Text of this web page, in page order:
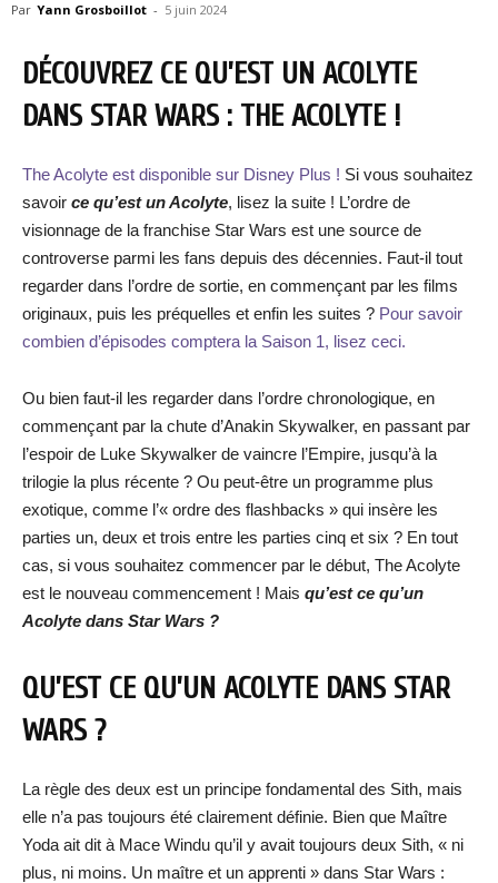
Par Yann Grosboillot - 5 juin 2024
DÉCOUVREZ CE QU’EST UN ACOLYTE
DANS STAR WARS : THE ACOLYTE !
The Acolyte est disponible sur Disney Plus ! Si vous souhaitez
savoir ce qu’est un Acolyte, lisez la suite ! L’ordre de
visionnage de la franchise Star Wars est une source de
controverse parmi les fans depuis des décennies. Faut-il tout
regarder dans l’ordre de sortie, en commençant par les films
originaux, puis les préquelles et enfin les suites ? Pour savoir
combien d’épisodes comptera la Saison 1, lisez ceci.
Ou bien faut-il les regarder dans l’ordre chronologique, en
commençant par la chute d’Anakin Skywalker, en passant par
l’espoir de Luke Skywalker de vaincre l’Empire, jusqu’à la
trilogie la plus récente ? Ou peut-être un programme plus
exotique, comme l’« ordre des flashbacks » qui insère les
parties un, deux et trois entre les parties cinq et six ? En tout
cas, si vous souhaitez commencer par le début, The Acolyte
est le nouveau commencement ! Mais qu’est ce qu’un
Acolyte dans Star Wars ?
QU’EST CE QU’UN ACOLYTE DANS STAR
WARS ?
La règle des deux est un principe fondamental des Sith, mais
elle n’a pas toujours été clairement définie. Bien que Maître
Yoda ait dit à Mace Windu qu’il y avait toujours deux Sith, « ni
plus, ni moins. Un maître et un apprenti » dans Star Wars :